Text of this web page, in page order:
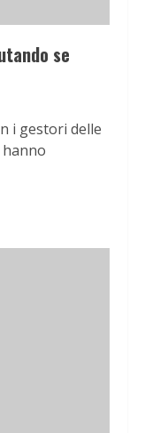
se
i gestori delle